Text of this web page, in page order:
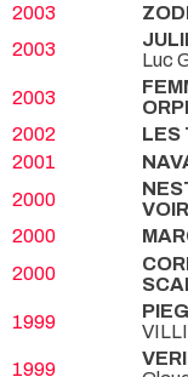
2003
2003
Luc
2003
2002
LES
2001
2000
2000
2000
1999
1999